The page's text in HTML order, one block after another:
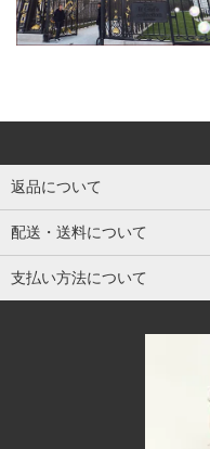
返品について
配送・送料について
支払い方法について